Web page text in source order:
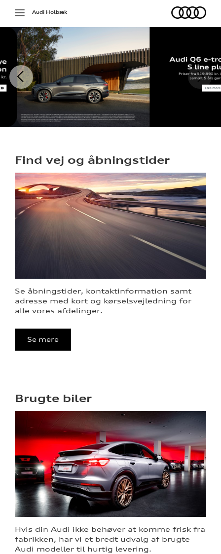
Toggle
navigation
Audi
Audi Holbæk
Find vej og åbningstider
Se åbningstider, kontaktinformation samt
adresse med kort og kørselsvejledning for
alle vores afdelinger.
Se mere
Brugte biler
Hvis din Audi ikke behøver at komme frisk fra
fabrikken, har vi et bredt udvalg af brugte
Audi modeller til hurtig levering.